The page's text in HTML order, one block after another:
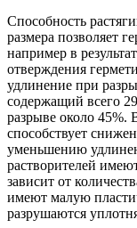
Способность
размера позволяет
например в
отверждения
удлинение при
содержащий всего
разрыве около 45%.
способствует
уменьшению
растворителей
зависит от
имеют малую
разрушаются